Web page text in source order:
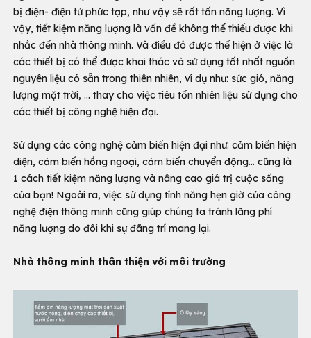
bị điện- điện tử phức tạp, như vậy sẽ rất tốn năng lượng. Vì
vậy, tiết kiệm năng lượng là vấn đề không thể thiếu được khi
nhắc đến nhà thông minh. Và điều đó được thể hiện ở việc là
các thiết bị có thể được khai thác và sử dụng tốt nhất nguồn
nguyên liệu có sẵn trong thiên nhiên, ví dụ như: sức gió, năng
lượng mặt trời, … thay cho việc tiêu tốn nhiên liệu sử dụng cho
các thiết bị công nghệ hiện đại.
Sử dụng các công nghệ cảm biến hiện đại như: cảm biến hiện
diện, cảm biến hồng ngoại, cảm biến chuyển động… cũng là
1 cách tiết kiệm năng lượng và nâng cao giá trị cuộc sống
của bạn! Ngoài ra, việc sử dụng tính năng hẹn giờ của công
nghệ điện thông minh cũng giúp chúng ta tránh lãng phí
năng lượng do đôi khi sự đãng trí mang lại.
Nhà thông minh thân thiện với môi trường